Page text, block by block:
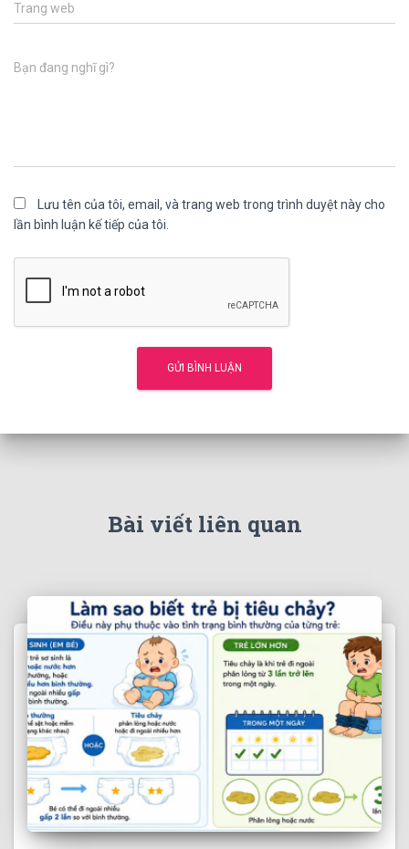
Trang web
Bạn đang nghĩ gì?
Lưu tên của tôi, email, và trang web trong trình duyệt này cho
lần bình luận kế tiếp của tôi.
Bài viết liên quan